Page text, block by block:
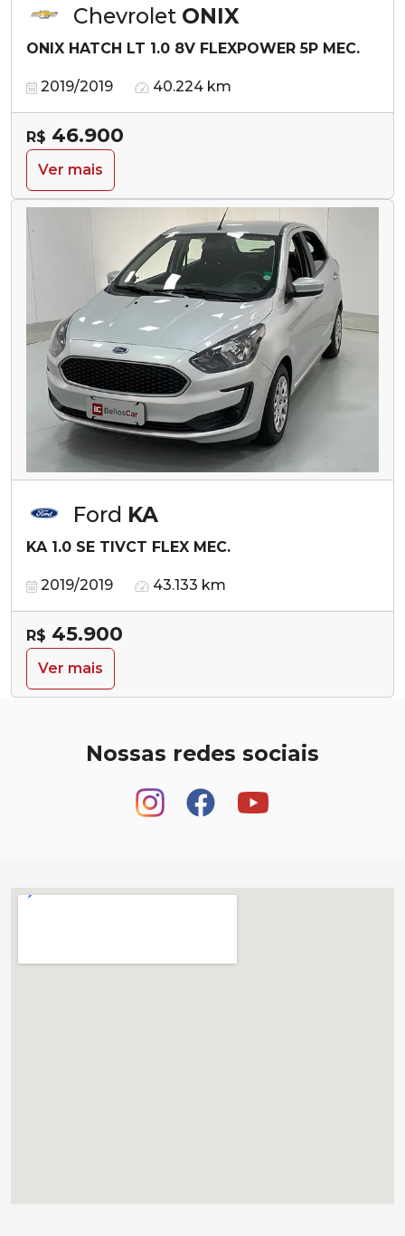
Chevrolet ONIX
ONIX HATCH LT 1.0 8V FLEXPOWER 5P MEC.
2019/2019 40.224 km
R$ 46.900
Ver mais
Ford KA
KA 1.0 SE TIVCT FLEX MEC.
2019/2019 43.133 km
R$ 45.900
Ver mais
Nossas redes sociais